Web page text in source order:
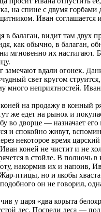
на спине с двумя
Иван соглашается
в балаган, видит там
как обычно, в балаган,
мгновенно их настигают.
замечают вдали огонек.
свет кругом
много неприятностей.
на продажу в конный
же едет на рынок и
во дворце — назначает
и спокойно живут,
некоторое время
коней не чистит и не
в стойле. В полночь
накормив их и напоив,
птицы, но и якобы
он не говорил,
у царя «два корыта
лес. Посреди леса —